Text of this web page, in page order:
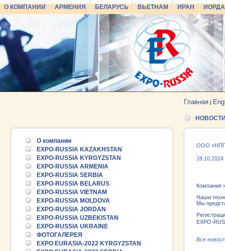
О КОМПАНИИ АРМЕНИЯ БЕЛАРУСЬ ВЬЕТНАМ ИРАН
Главная |
О компании
EXPO-RUSSIA KAZAKHSTAN
EXPO-RUSSIA KYRGYZSTAN
EXPO-RUSSIA ARMENIA
EXPO-RUSSIA SERBIA
EXPO-RUSSIA BELARUS
EXPO-RUSSIA VIETNAM
EXPO-RUSSIA MOLDOVA
EXPO-RUSSIA JORDAN
EXPO-RUSSIA UZBEKISTAN
EXPO-RUSSIA UKRAINE
ФОТОГАЛЕРЕЯ
EXPO EURASIA-2022 KYRGYZSTAN
25.06.2026 ::Пост-релиз
25.06.2026 :: Деловая программа EXPO EURASIA
ООО «НПП
28.10.2024
Компания
Наши
Мы
EXPO-
Все